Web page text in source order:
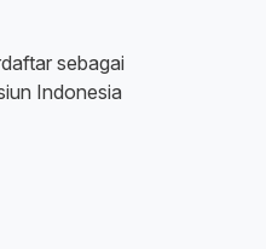
sebagai
Indonesia